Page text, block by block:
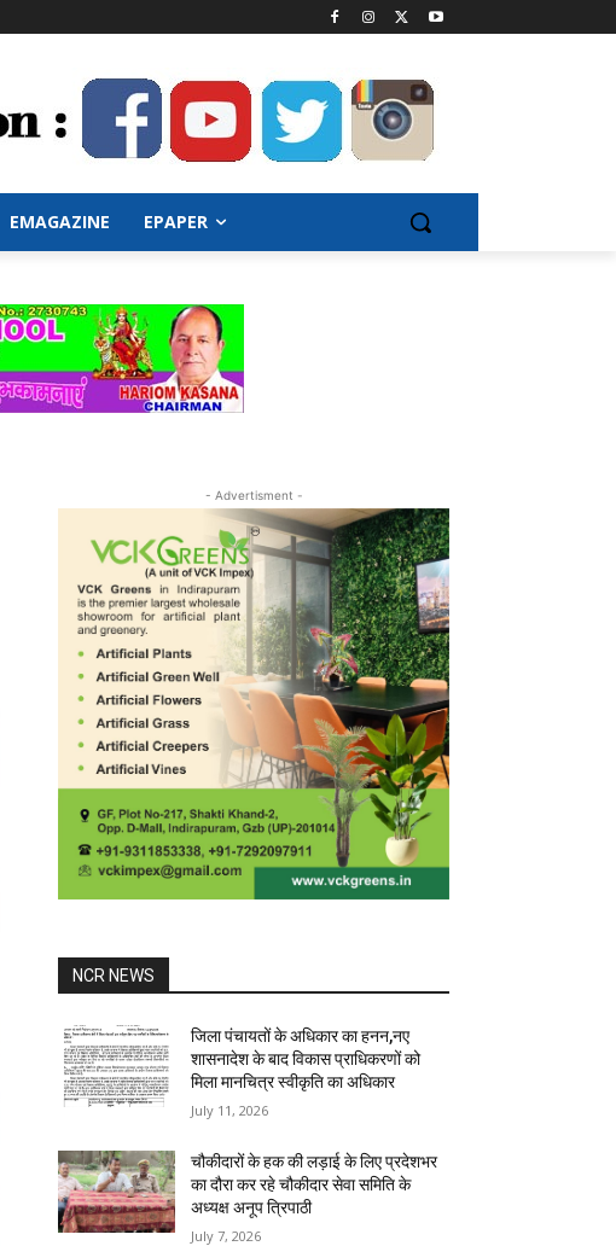
EMAGAZINE EPAPER
- Advertisment -
NCR NEWS
जिला पंचायतों के अधिकार का हनन,नए
शासनादेश के बाद विकास प्राधिकरणों को
मिला मानचित्र स्वीकृति का अधिकार
July 11, 2026
चौकीदारों के हक की लड़ाई के लिए प्रदेशभर
का दौरा कर रहे चौकीदार सेवा समिति के
अध्यक्ष अनूप त्रिपाठी
July 7, 2026